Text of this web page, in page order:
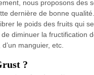
nous proposons des
dernière de bonne
le poids des fruits qui
diminuer la fructification
manguier, etc.
?